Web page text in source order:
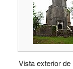
Vista exterior de